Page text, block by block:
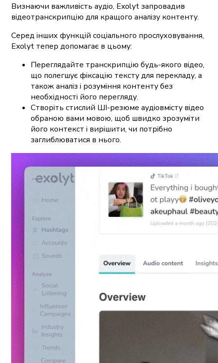
Визнаючи важливість аудіо, Exolyt запровадив
відеотранскрипцію для кращого аналізу контенту.
Серед інших функцій соціального прослуховування,
Exolyt тепер допомагає в цьому:
Переглядайте транскрипцію будь-якого відео,
що полегшує фіксацію тексту для перекладу, а
також аналіз і розуміння контенту без
необхідності його перегляду.
Створіть стислий ШІ-резюме аудіовмісту відео
обраною вами мовою, щоб швидко зрозуміти
його контекст і вирішити, чи потрібно
заглиблюватися в нього.